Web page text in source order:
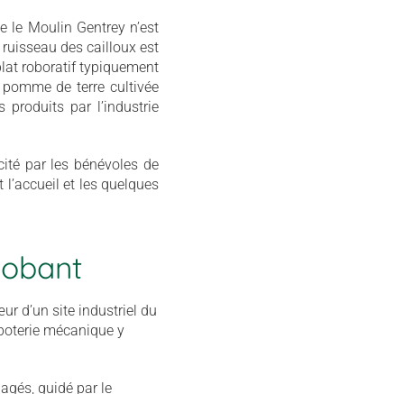
le Moulin Gentrey n’est
ruisseau des cailloux est
roboratif typiquement
de terre cultivée
produits par l’industrie
par les bénévoles de
et les quelques
d’un site industriel du
mécanique y
guidé par le